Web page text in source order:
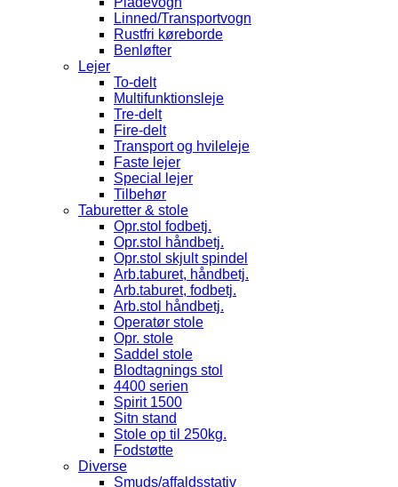
Linned/Transportvogn
Rustfri køreborde
Benløfter
Lejer
To-delt
Multifunktionsleje
Tre-delt
Fire-delt
Transport og hvileleje
Faste lejer
Special lejer
Tilbehør
Taburetter & stole
Opr.stol fodbetj.
Opr.stol håndbetj.
Opr.stol skjult spindel
Arb.taburet, håndbetj.
Arb.taburet, fodbetj.
Arb.stol håndbetj.
Operatør stole
Opr. stole
Saddel stole
Blodtagnings stol
4400 serien
Spirit 1500
Sitn stand
Stole op til 250kg.
Fodstøtte
Diverse
Smuds/affaldsstativ